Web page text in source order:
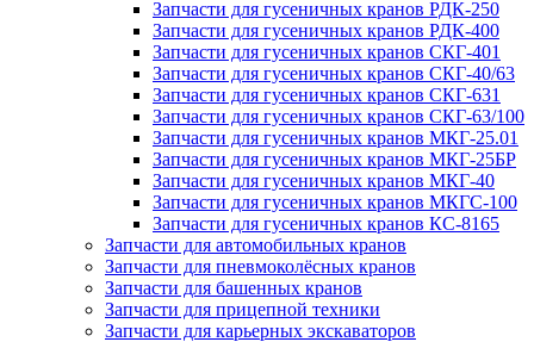
Запчасти для гусеничных кранов РДК-250
Запчасти для гусеничных кранов РДК-400
Запчасти для гусеничных кранов СКГ-401
Запчасти для гусеничных кранов СКГ-40/63
Запчасти для гусеничных кранов СКГ-631
Запчасти для гусеничных кранов СКГ-63/100
Запчасти для гусеничных кранов МКГ-25.01
Запчасти для гусеничных кранов МКГ-25БР
Запчасти для гусеничных кранов МКГ-40
Запчасти для гусеничных кранов МКГС-100
Запчасти для гусеничных кранов КС-8165
Запчасти для автомобильных кранов
Запчасти для пневмоколёсных кранов
Запчасти для башенных кранов
Запчасти для прицепной техники
Запчасти для карьерных экскаваторов